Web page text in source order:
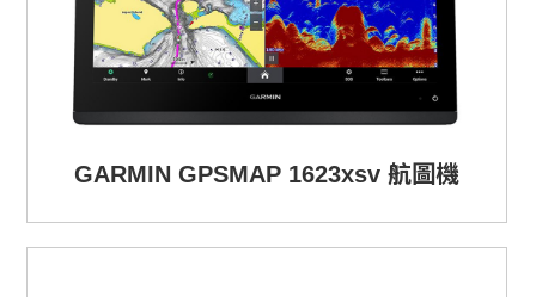
GARMIN GPSMAP 1623xsv 航圖機